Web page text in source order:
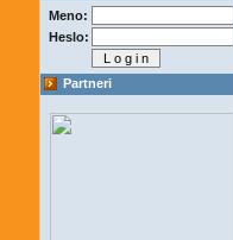
Meno:
Heslo:
Partneri